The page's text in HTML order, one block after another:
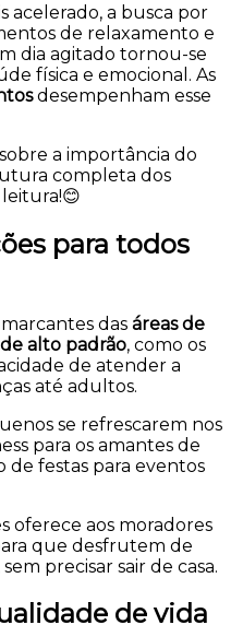
acelerado, a busca por
de relaxamento e
dia agitado tornou-se
física e emocional. As
desempenham esse
a importância do
completa dos
para todos
das áreas de
alto padrão, como os
de atender a
até adultos.
se refrescarem nos
para os amantes de
de festas para eventos
oferece aos moradores
que desfrutem de
precisar sair de casa.
de vida